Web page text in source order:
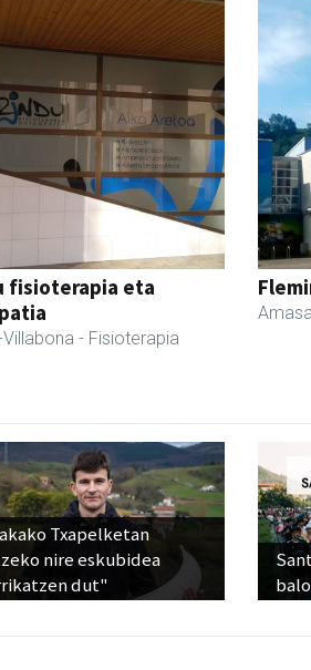
fisioterapia eta
- Fisioterapia
Txapelketan
nire eskubidea
dut"